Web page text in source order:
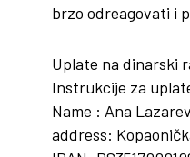
brzo odreagovati i
Uplate na dinarski
Instrukcije za
Name : Ana
address: